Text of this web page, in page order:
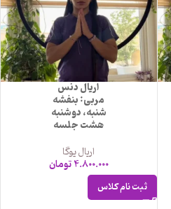
اریال دنس
مربی: بنفشه
شنبه، دوشنبه
هشت جلسه
اریال یوگا
4.800.000تومان
ثبت نام کلاس